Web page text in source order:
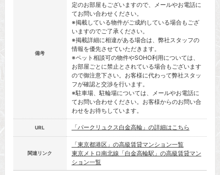
備考
定のお部屋もございますので、メールやお電話に
てお問い合わせください。
※掲載している物件がご成約している場合もござ
いますのでご了承ください。
※掲載詳細に相違がある場合は、弊社スタッフの
情報を優先させていただきます。
※ペット相談可の物件やSOHO利用については、
お部屋ごとに禁止とされている場合もございます
ので御注意下さい。お客様に代わって弊社スタッ
フが確認と交渉を行います。
※駐車場、駐輪場については、メールやお電話に
てお問い合わせください。お客様からのお問い合
わせをお待ちしています。
URL 「パークリュクス白金高輪」の詳細はこちら
関連リンク
「東京都港区」の高級賃貸マンション一覧
東京メトロ南北線「白金高輪駅」の高級賃貸マン
ション一覧